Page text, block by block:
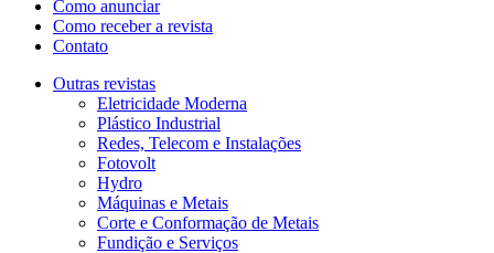
Como anunciar
Como receber a revista
Contato
Outras revistas
Eletricidade Moderna
Plástico Industrial
Redes, Telecom e Instalações
Fotovolt
Hydro
Máquinas e Metais
Corte e Conformação de Metais
Fundição e Serviços